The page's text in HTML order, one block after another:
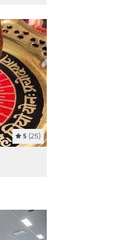
5 (25)